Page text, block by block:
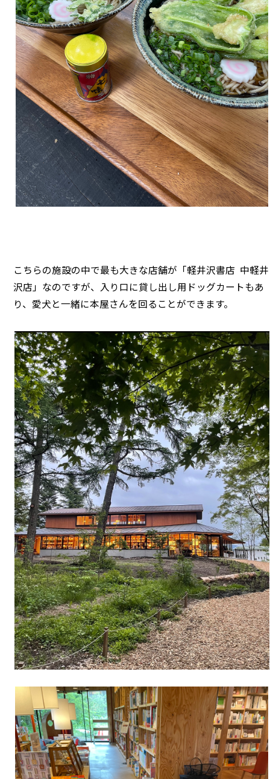
こちらの施設の中で最も大きな店舗が「軽井沢書店 中軽井
沢店」なのですが、入り口に貸し出し用ドッグカートもあ
り、愛犬と一緒に本屋さんを回ることができます。